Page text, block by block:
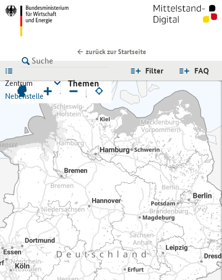
zurück zur Startseite
FAQ
Filter
Zentrum
Nebenstelle
Themen
+ −